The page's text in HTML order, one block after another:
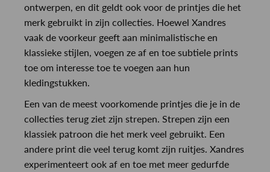
ontwerpen, en dit geldt ook voor de printjes die het
merk gebruikt in zijn collecties. Hoewel Xandres
vaak de voorkeur geeft aan minimalistische en
klassieke stijlen, voegen ze af en toe subtiele prints
toe om interesse toe te voegen aan hun
kledingstukken.
Een van de meest voorkomende printjes die je in de
collecties terug ziet zijn strepen. Strepen zijn een
klassiek patroon die het merk veel gebruikt. Een
andere print die veel terug komt zijn ruitjes. Xandres
experimenteert ook af en toe met meer gedurfde